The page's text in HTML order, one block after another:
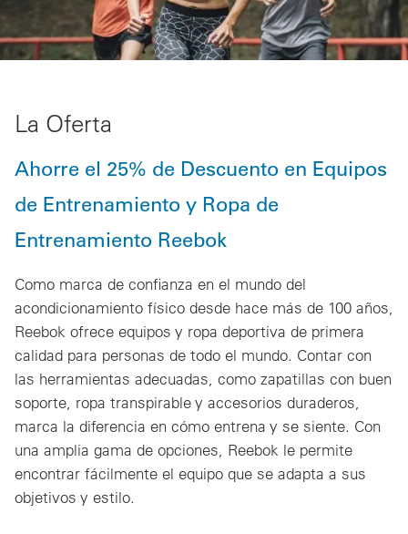
La Oferta
Ahorre el 25% de Descuento en Equipos
de Entrenamiento y Ropa de
Entrenamiento Reebok
Como marca de confianza en el mundo del
acondicionamiento físico desde hace más de 100 años,
Reebok ofrece equipos y ropa deportiva de primera
calidad para personas de todo el mundo. Contar con
las herramientas adecuadas, como zapatillas con buen
soporte, ropa transpirable y accesorios duraderos,
marca la diferencia en cómo entrena y se siente. Con
una amplia gama de opciones, Reebok le permite
encontrar fácilmente el equipo que se adapta a sus
objetivos y estilo.